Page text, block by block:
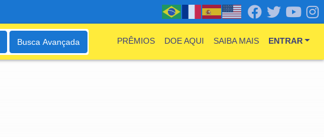
Busca Avançada PRÊMIOS DOE AQUI SAIBA MAIS ENTRAR